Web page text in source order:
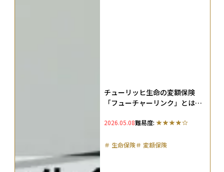
チューリッヒ生命の変額保険
「フューチャーリンク」とは？
徹底解説
2026.05.08難易度:
＃ 生命保険＃ 変額保険